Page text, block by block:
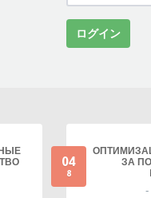
ワ
ー
ド:ログイン
04
8
ЗА
-